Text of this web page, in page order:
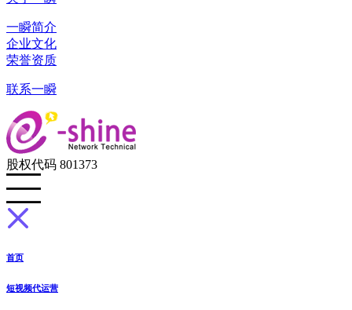
一瞬简介
企业文化
荣誉资质
联系一瞬
股权代码 801373
首页
短视频代运营